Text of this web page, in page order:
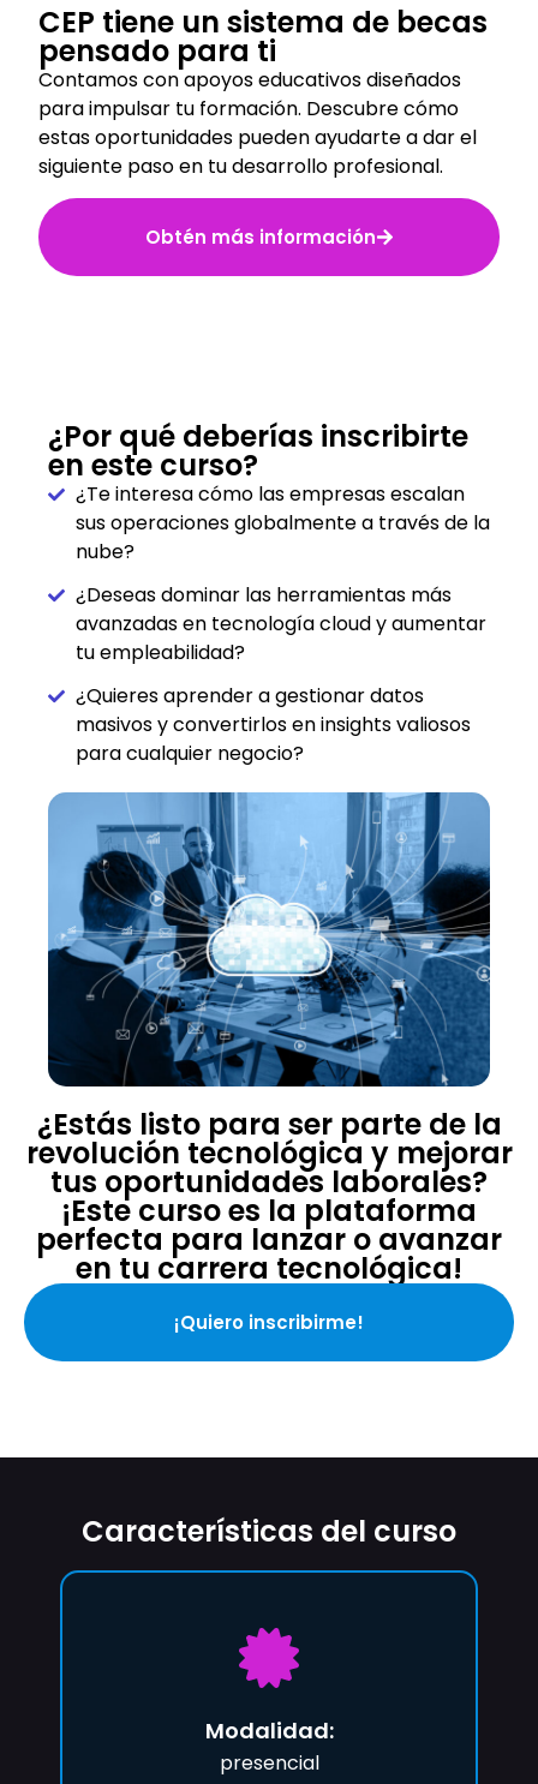
CEP tiene un sistema de becas
pensado para ti
Contamos con apoyos educativos diseñados
para impulsar tu formación. Descubre cómo
estas oportunidades pueden ayudarte a dar el
siguiente paso en tu desarrollo profesional.
Obtén más información
¿Por qué deberías inscribirte
en este curso?
¿Te interesa cómo las empresas escalan
sus operaciones globalmente a través de la
nube?
¿Deseas dominar las herramientas más
avanzadas en tecnología cloud y aumentar
tu empleabilidad?
¿Quieres aprender a gestionar datos
masivos y convertirlos en insights valiosos
para cualquier negocio?
¿Estás listo para ser parte de la
revolución tecnológica y mejorar
tus oportunidades laborales?
¡Este curso es la plataforma
perfecta para lanzar o avanzar
en tu carrera tecnológica!
¡Quiero inscribirme!
Características del curso
Modalidad:
presencial